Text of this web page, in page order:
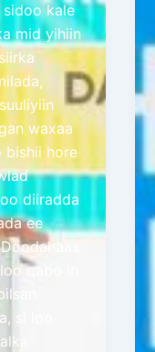
sidoo kale
mid yihiin
waxaa
bishii hore
diiradda
ee
qabo in
si loo